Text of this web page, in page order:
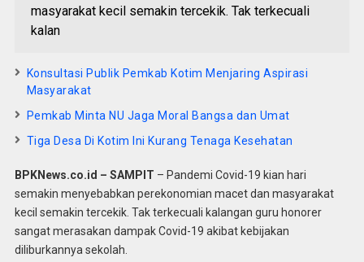
masyarakat kecil semakin tercekik. Tak terkecuali
kalan
Konsultasi Publik Pemkab Kotim Menjaring Aspirasi
Masyarakat
Pemkab Minta NU Jaga Moral Bangsa dan Umat
Tiga Desa Di Kotim Ini Kurang Tenaga Kesehatan
BPKNews.co.id – SAMPIT – Pandemi Covid-19 kian hari
semakin menyebabkan perekonomian macet dan masyarakat
kecil semakin tercekik. Tak terkecuali kalangan guru honorer
sangat merasakan dampak Covid-19 akibat kebijakan
diliburkannya sekolah.